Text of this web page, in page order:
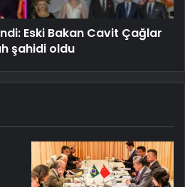
Eski Bakan Cavit Çağlar
şahidi oldu